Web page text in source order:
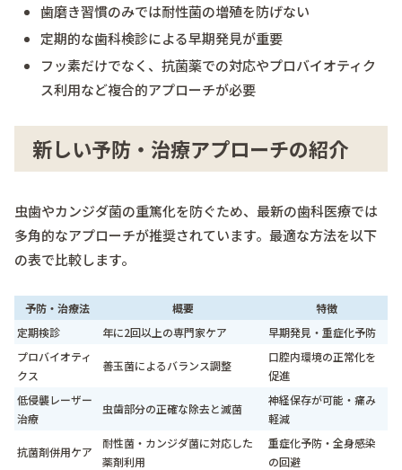
歯磨き習慣のみでは耐性菌の増殖を防げない
定期的な歯科検診による早期発見が重要
フッ素だけでなく、抗菌薬での対応やプロバイオティク
ス利用など複合的アプローチが必要
新しい予防・治療アプローチの紹介
虫歯やカンジダ菌の重篤化を防ぐため、最新の歯科医療では
多角的なアプローチが推奨されています。最適な方法を以下
の表で比較します。
予防・治療法 概要
特徴
定期検診
年に2回以上の専門家ケア
早期発見・重症化予防
プロバイオティ
クス
善玉菌によるバランス調整
口腔内環境の正常化を
促進
低侵襲レーザー
治療
虫歯部分の正確な除去と滅菌
神経保存が可能・痛み
軽減
抗菌剤併用ケア
耐性菌・カンジダ菌に対応した
薬剤利用
重症化予防・全身感染
の回避